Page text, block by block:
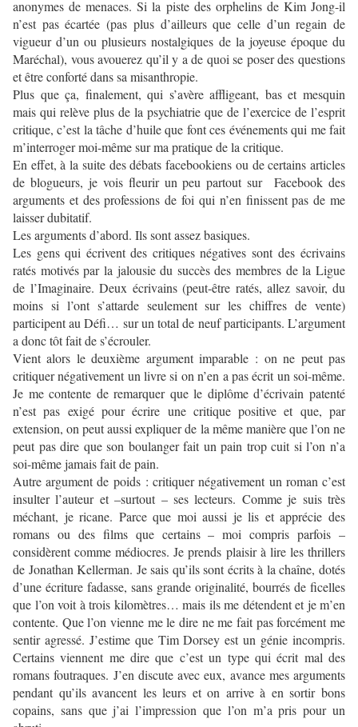
anonymes de menaces. Si la piste des orphelins de Kim Jong-il
n’est pas écartée (pas plus d’ailleurs que celle d’un regain de
vigueur d’un ou plusieurs nostalgiques de la joyeuse époque du
Maréchal), vous avouerez qu’il y a de quoi se poser des questions
et être conforté dans sa misanthropie.
Plus que ça, finalement, qui s’avère affligeant, bas et mesquin
mais qui relève plus de la psychiatrie que de l’exercice de l’esprit
critique, c’est la tâche d’huile que font ces événements qui me fait
m’interroger moi-même sur ma pratique de la critique.
En effet, à la suite des débats facebookiens ou de certains articles
de blogueurs, je vois fleurir un peu partout sur Facebook des
arguments et des professions de foi qui n’en finissent pas de me
laisser dubitatif.
Les arguments d’abord. Ils sont assez basiques.
Les gens qui écrivent des critiques négatives sont des écrivains
ratés motivés par la jalousie du succès des membres de la Ligue
de l’Imaginaire. Deux écrivains (peut-être ratés, allez savoir, du
moins si l’ont s’attarde seulement sur les chiffres de vente)
participent au Défi… sur un total de neuf participants. L’argument
a donc tôt fait de s’écrouler.
Vient alors le deuxième argument imparable : on ne peut pas
critiquer négativement un livre si on n’en a pas écrit un soi-même.
Je me contente de remarquer que le diplôme d’écrivain patenté
n’est pas exigé pour écrire une critique positive et que, par
extension, on peut aussi expliquer de la même manière que l’on ne
peut pas dire que son boulanger fait un pain trop cuit si l’on n’a
soi-même jamais fait de pain.
Autre argument de poids : critiquer négativement un roman c’est
insulter l’auteur et –surtout – ses lecteurs. Comme je suis très
méchant, je ricane. Parce que moi aussi je lis et apprécie des
romans ou des films que certains – moi compris parfois –
considèrent comme médiocres. Je prends plaisir à lire les thrillers
de Jonathan Kellerman. Je sais qu’ils sont écrits à la chaîne, dotés
d’une écriture fadasse, sans grande originalité, bourrés de ficelles
que l’on voit à trois kilomètres… mais ils me détendent et je m’en
contente. Que l’on vienne me le dire ne me fait pas forcément me
sentir agressé. J’estime que Tim Dorsey est un génie incompris.
Certains viennent me dire que c’est un type qui écrit mal des
romans foutraques. J’en discute avec eux, avance mes arguments
pendant qu’ils avancent les leurs et on arrive à en sortir bons
copains, sans que j’ai l’impression que l’on m’a pris pour un